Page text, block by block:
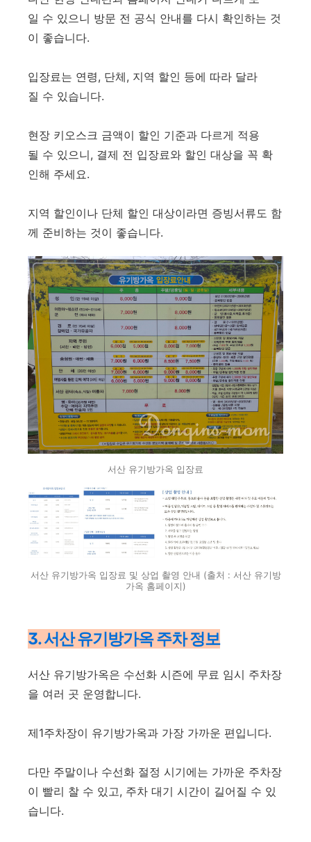
일 수 있으니 방문 전 공식 안내를 다시 확인하는 것
이 좋습니다.
입장료는 연령, 단체, 지역 할인 등에 따라 달라
질 수 있습니다.
현장 키오스크 금액이 할인 기준과 다르게 적용
될 수 있으니, 결제 전 입장료와 할인 대상을 꼭 확
인해 주세요.
지역 할인이나 단체 할인 대상이라면 증빙서류도 함
께 준비하는 것이 좋습니다.
서산 유기방가옥 입장료
서산 유기방가옥 입장료 및 상업 촬영 안내 (출처 : 서산 유기방
가옥 홈페이지)
3. 서산 유기방가옥 주차 정보
서산 유기방가옥은 수선화 시즌에 무료 임시 주차장
을 여러 곳 운영합니다.
제1주차장이 유기방가옥과 가장 가까운 편입니다.
다만 주말이나 수선화 절정 시기에는 가까운 주차장
이 빨리 찰 수 있고, 주차 대기 시간이 길어질 수 있
습니다.